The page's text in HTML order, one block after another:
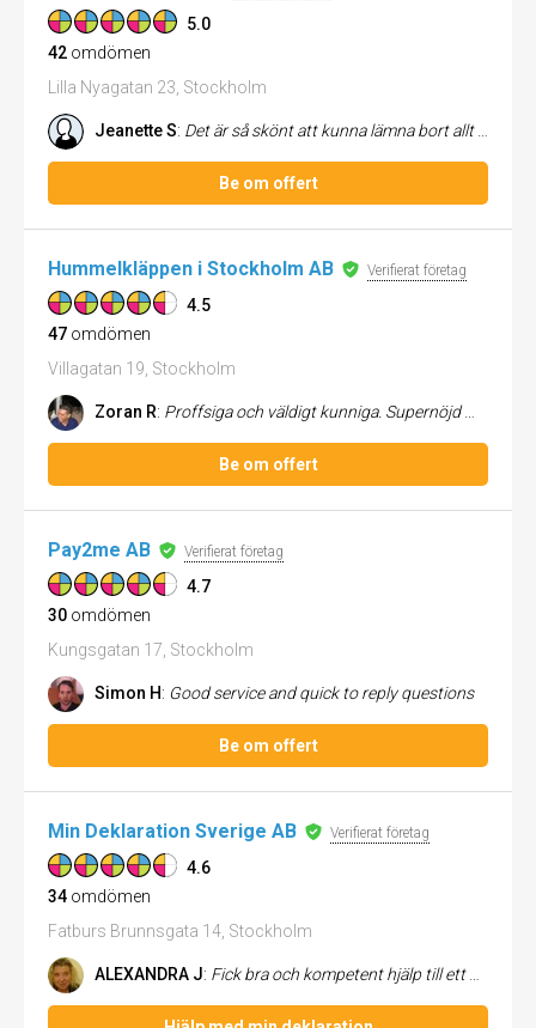
5.0
42 omdömen
Lilla Nyagatan 23, Stockholm
Jeanette S: Det är så skönt att kunna lämna bort allt pappersjobb till Sebo & Partners! Jag själv har noll koll på allt sånt här och...
Be om offert
Hummelkläppen i Stockholm AB Verifierat företag
4.5
47 omdömen
Villagatan 19, Stockholm
Zoran R: Proffsiga och väldigt kunniga. Supernöjd med deras hantering av vårt årsbokslut.
Be om offert
Pay2me AB Verifierat företag
4.7
30 omdömen
Kungsgatan 17, Stockholm
Simon H: Good service and quick to reply questions
Be om offert
Min Deklaration Sverige AB Verifierat företag
4.6
34 omdömen
Fatburs Brunnsgata 14, Stockholm
ALEXANDRA J: Fick bra och kompetent hjälp till ett bra pris. Jag hade flera ganska komplicerade bostadsrättsförsäljningar som behövde...